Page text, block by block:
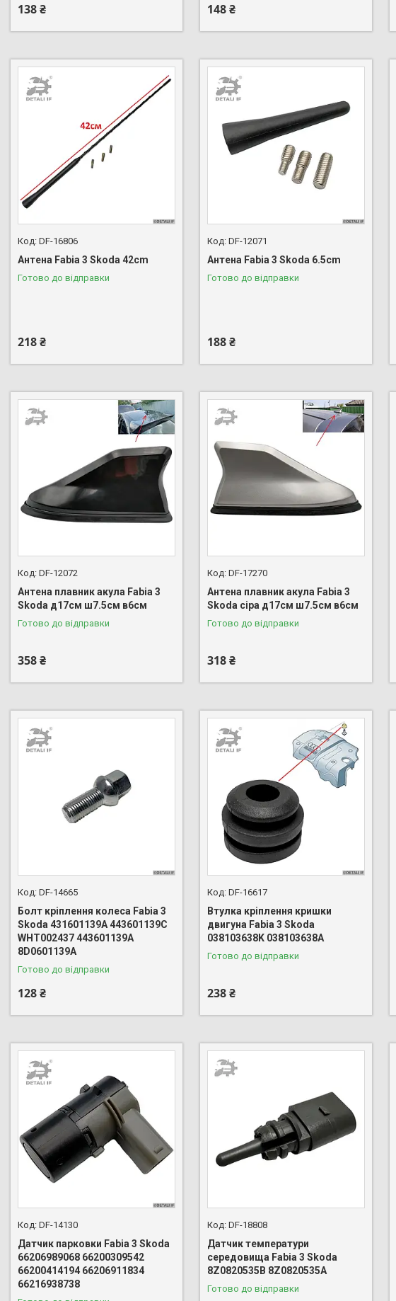
138 ₴ 148 ₴
DF-16806
Антена Fabia 3 Skoda 42cm
Готово до відправки
218 ₴
DF-12071
Антена Fabia 3 Skoda 6.5cm
Готово до відправки
188 ₴
DF-12072
Антена плавник акула Fabia 3
Skoda д17см ш7.5см в6см
Готово до відправки
358 ₴
DF-17270
Антена плавник акула Fabia 3
Skoda сіра д17см ш7.5см в6см
Готово до відправки
318 ₴
DF-14665
Болт кріплення колеса Fabia 3
Skoda 431601139A 443601139C
WHT002437 443601139A
8D0601139A
Готово до відправки
128 ₴
DF-16617
Втулка кріплення кришки
двигуна Fabia 3 Skoda
038103638K 038103638A
Готово до відправки
238 ₴
DF-14130
Датчик парковки Fabia 3 Skoda
66206989068 66200309542
66200414194 66206911834
66216938738
DF-18808
Датчик температури
середовища Fabia 3 Skoda
8Z0820535B 8Z0820535A
Готово до відправки